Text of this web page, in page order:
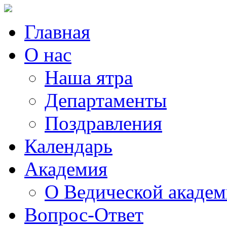
Главная
О нас
Наша ятра
Департаменты
Поздравления
Календарь
Академия
О Ведической
Вопрос-Ответ